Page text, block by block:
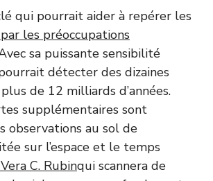
qui pourrait aider à repérer les
les préoccupations
sa puissante sensibilité
détecter des dizaines
plus de 12 milliards d’années.
supplémentaires sont
observations au sol de
sur l’espace et le temps
C. Rubinqui scannera de